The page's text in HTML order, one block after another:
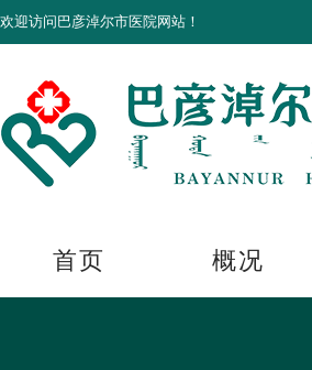
欢迎访问巴彦淖尔市医院网站！
首页 概况